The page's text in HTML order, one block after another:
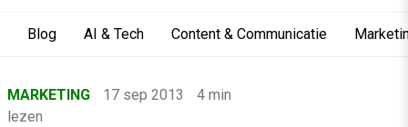
Blog AI & Tech Content & Communicatie
›MARKETING 17 sep 2013
4 min
lezen